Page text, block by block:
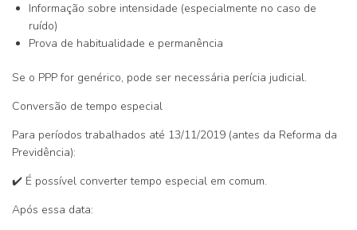
Informação sobre intensidade (especialmente no caso de
ruído)
Prova de habitualidade e permanência
Se o PPP for genérico, pode ser necessária perícia judicial.
Conversão de tempo especial
Para períodos trabalhados até 13/11/2019 (antes da Reforma da
Previdência):
✔️ É possível converter tempo especial em comum.
Após essa data: